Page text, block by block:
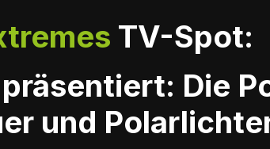
TV-Spot:
Die
und